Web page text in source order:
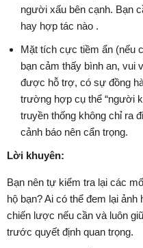
người xấu bên cạnh. Bạn
hay hợp tác nào .
Mặt tích cực tiềm ẩn (nếu
bạn cảm thấy bình an, vui
được hỗ trợ, có sự đồng
trường hợp cụ thể “người
truyền thống không chỉ ra
cảnh báo nên cẩn trọng.
Lời khuyên:
Bạn nên tự kiểm tra lại các
hộ bạn? Ai có thể đem lại
chiến lược nếu cần và luôn
trước quyết định quan trọng.